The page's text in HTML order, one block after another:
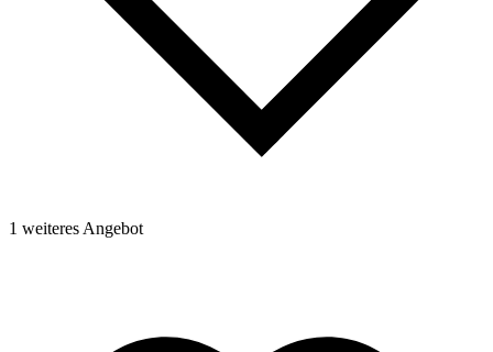
1 weiteres Angebot